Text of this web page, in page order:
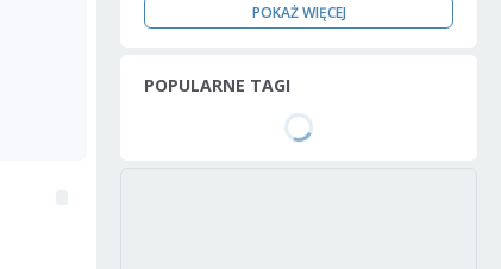
POKAŻ WIĘCEJ
POPULARNE TAGI